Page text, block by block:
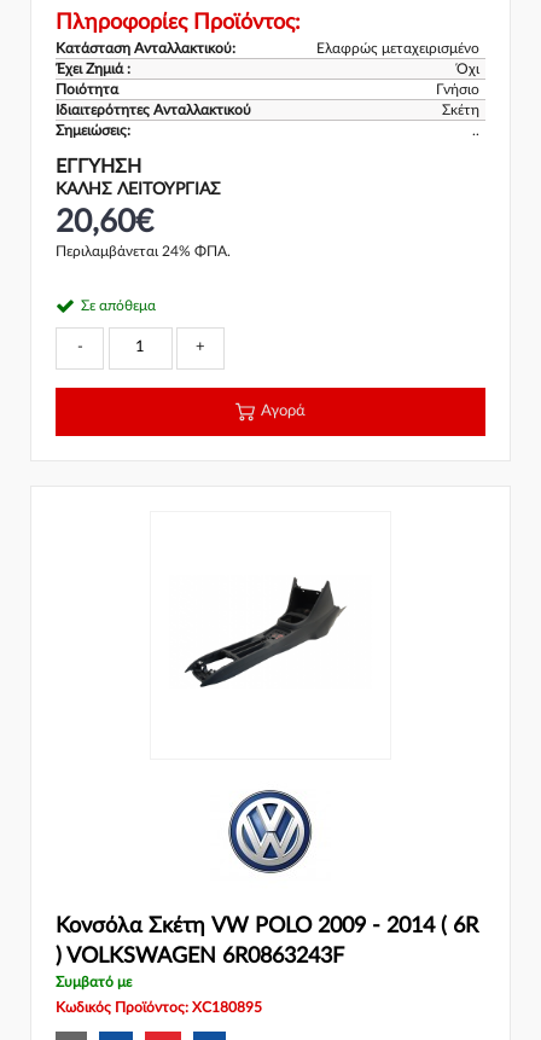
Πληροφορίες Προϊόντος:
Κατάσταση Ανταλλακτικού:
Ελαφρώς μεταχειρισμένο
Έχει Ζημιά :
Όχι
Ποιότητα
Γνήσιο
Ιδιαιτερότητες Ανταλλακτικού
Σκέτη
Σημειώσεις:
..
ΕΓΓΎΗΣΗ
ΚΑΛΗΣ ΛΕΙΤΟΥΡΓΙΑΣ
20,60€
Περιλαμβάνεται 24% ΦΠΑ.
Σε απόθεμα
- +
Αγορά
Κονσόλα Σκέτη VW POLO 2009 - 2014 ( 6R
) VOLKSWAGEN 6R0863243F
Συμβατό με
Κωδικός Προϊόντος: XC180895